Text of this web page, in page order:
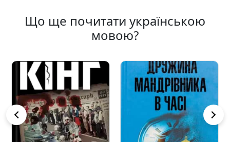
Що ще почитати українською
мовою?